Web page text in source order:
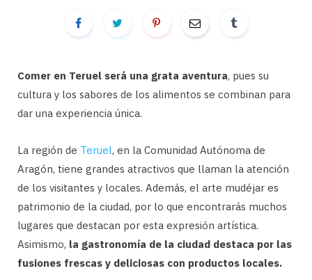
Comer en Teruel será una grata aventura, pues su
cultura y los sabores de los alimentos se combinan para
dar una experiencia única.
La región de Teruel, en la Comunidad Autónoma de
Aragón, tiene grandes atractivos que llaman la atención
de los visitantes y locales. Además, el arte mudéjar es
patrimonio de la ciudad, por lo que encontrarás muchos
lugares que destacan por esta expresión artística.
Asimismo, la gastronomía de la ciudad destaca por las
fusiones frescas y deliciosas con productos locales.